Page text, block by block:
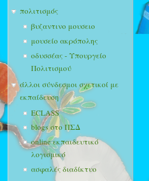
πολιτισμός
βυζαντινο μουσειο
μουσείο ακρόπολης
οδυσσέας - Υπουργείο
Πολιτισμού
άλλοι σύνδεσμοι σχετικοί με
εκπαίδευση
ECLASS
blogs στο ΠΣΔ
online εκπαιδευτικό
λογισμικό
ασφαλές διαδίκτυο